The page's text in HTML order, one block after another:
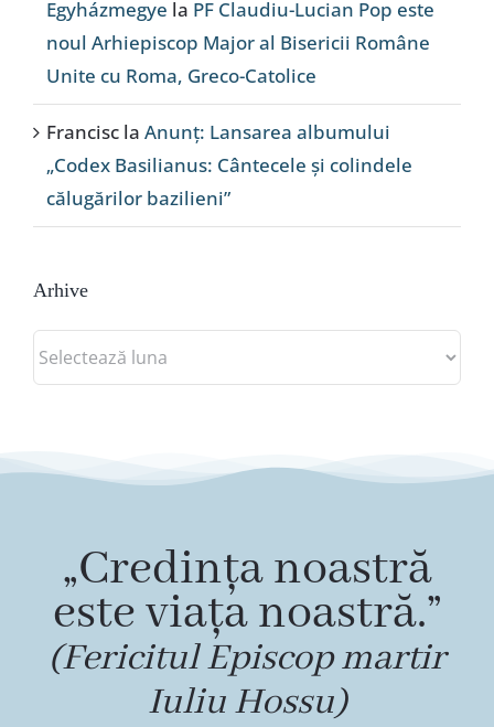
Egyházmegye la PF Claudiu-Lucian Pop este
noul Arhiepiscop Major al Bisericii Române
Unite cu Roma, Greco-Catolice
Francisc la Anunț: Lansarea albumului
„Codex Basilianus: Cântecele și colindele
călugărilor bazilieni”
Arhive
Arhive
„Credința noastră
este viața noastră.”
(Fericitul Episcop martir
Iuliu Hossu)